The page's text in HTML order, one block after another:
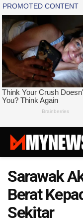
Sarawak
Berat
Sekitar